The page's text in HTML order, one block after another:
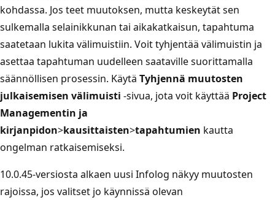
kohdassa. Jos teet muutoksen, mutta keskeytät sen
sulkemalla selainikkunan tai aikakatkaisun, tapahtuma
saatetaan lukita välimuistiin. Voit tyhjentää välimuistin ja
asettaa tapahtuman uudelleen saataville suorittamalla
säännöllisen prosessin. Käytä Tyhjennä muutosten
julkaisemisen välimuisti -sivua, jota voit käyttää Project
Managementin ja
kirjanpidon>kausittaisten>tapahtumien kautta
ongelman ratkaisemiseksi.
10.0.45-versiosta alkaen uusi Infolog näkyy muutosten
rajoissa, jos valitset jo käynnissä olevan